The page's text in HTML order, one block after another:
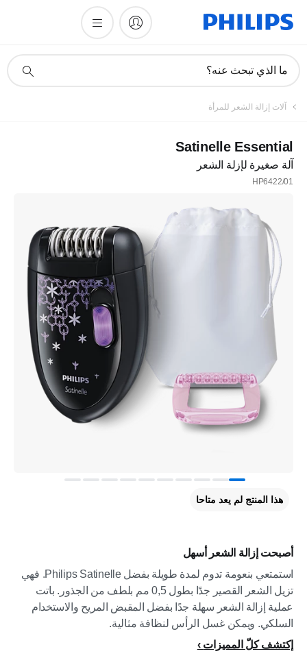
دعم
ما الذي تبحث عنه؟
آلات إزالة الشعر للمرأة
Satinelle Essential
آلة صغيرة لإزلة الشعر
HP6422/01
أصبحت إزالة الشعر أسهل
استمتعي بنعومة تدوم لمدة طويلة بفضل Philips Satinelle. فهي
تزيل الشعر القصير جدًا بطول 0,5 مم بلطف من الجذور. باتت
عملية إزالة الشعر سهلة جدًا بفضل المقبض المريح والاستخدام
السلكي. ويمكن غسل الرأس لنظافة مثالية.
إكتشف كلّ المميزات
هذا المنتج لم يعد متاحا